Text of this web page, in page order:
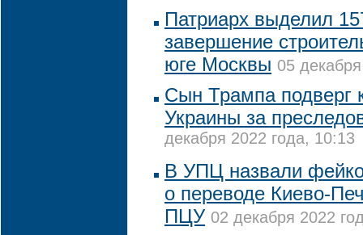
Патриарх выделил
завершение
юге Москвы 05
Сын Трампа подверг
Украины за
декабря 2022 года, 10:13
В УПЦ назвали
о переводе Киево-
ПЦУ 02 декабря 2022